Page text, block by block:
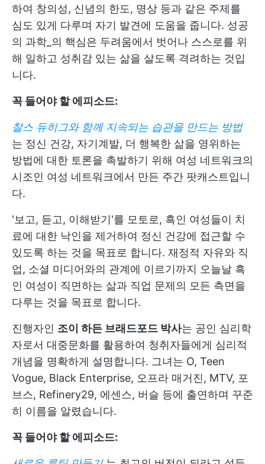
하여 창의성, 신념의 한도, 명상 등과 같은 주제를
심도 있게 다루며 자기 발견에 도움을 줍니다. 성공
의 과학_의 핵심은 두려움에서 벗어나 스스로를 위
해 일하고 성취감 있는 삶을 살도록 격려하는 것입
니다.
꼭 들어야 할 에피소드:
찰스 듀히그와 함께 지속되는 습관을 만드는 방법
는 정신 건강, 자기계발, 더 행복한 삶을 영위하는
방법에 대한 토론을 촉발하기 위해 여성 네트워크의
시조인 여성 네트워크에서 만든 주간 팟캐스트입니
다.
'보고, 듣고, 이해받기'를 모토로, 흑인 여성들이 치
료에 대한 낙인을 제거하여 정신 건강에 접근할 수
있도록 하는 것을 목표로 합니다. 재정적 자유와 직
업, 소셜 미디어와의 관계에 이르기까지 오늘날 흑
인 여성이 직면하는 삶과 직업 문제의 모든 측면을
다루는 것을 목표로 합니다.
진행자인 조이 하든 브래드포드 박사는 공인 심리학
자로서 대중문화를 활용하여 청취자들에게 심리적
개념을 명확하게 설명합니다. 그녀는 O, Teen
Vogue, Black Enterprise, 오프라 매거진, MTV, 포
브스, Refinery29, 에센스, 버슬 등에 출연하며 꾸준
히 이름을 알렸습니다.
꼭 들어야 할 에피소드: